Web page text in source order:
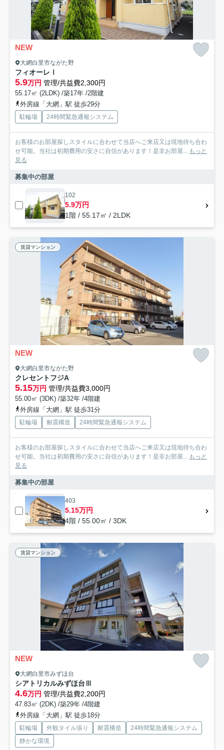
NEW
大網白里市ながた野
フィオーレⅠ
5.9万円 管理/共益費2,300円
55.17㎡ (2LDK) /築17年 /2階建
外房線「大網」駅 徒歩29分
駐輪場 24時間緊急通報システム
お客様のお部屋探しスタイルに合わせて当店へご来店又は現地待ち合わ
せ可能。当社は初期費用の安さに自信があります！是非お部屋...
もっと
見る
募集中の部屋
102
5.9万円
1階 / 55.17㎡ / 2LDK
賃貸マンション
NEW
大網白里市ながた野
クレセントフジA
5.15万円 管理/共益費3,000円
55.00㎡ (3DK) /築32年 /4階建
外房線「大網」駅 徒歩31分
駐輪場 耐震構造 24時間緊急通報システム
お客様のお部屋探しスタイルに合わせて当店へご来店又は現地待ち合わ
せ可能。当社は初期費用の安さに自信があります！是非お部屋...
もっと
見る
募集中の部屋
403
5.15万円
4階 / 55.00㎡ / 3DK
賃貸マンション
NEW
大網白里市みずほ台
シアトリカルみずほ台Ⅲ
4.6万円 管理/共益費2,200円
47.83㎡ (2DK) /築29年 /4階建
外房線「大網」駅 徒歩18分
駐輪場 外観タイル張り 耐震構造
24時間緊急通報システム
静かな環境